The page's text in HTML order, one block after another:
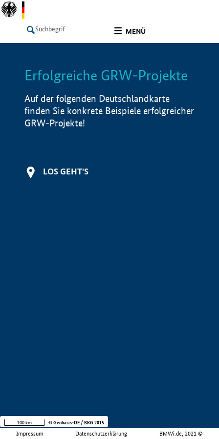
MENÜ
LISTE Info
Erfolgreiche GRW-Projekte
Auf der folgenden Deutschlandkarte
finden Sie konkrete Beispiele erfolgreicher
GRW-Projekte!
LOS GEHT'S
Impressum Datenschutzerklärung BMWi.de, 2021 ©
100 km © Geobasis-DE / BKG 2015